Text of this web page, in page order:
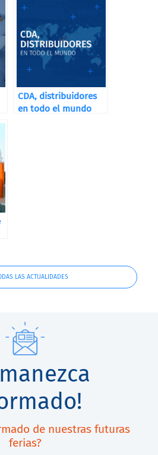
CDA, distribuidores
en todo el mundo
LAS ACTUALIDADES
de nuestras futuras
ferias?